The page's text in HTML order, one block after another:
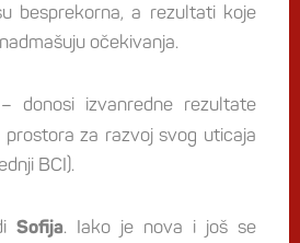
besprekorna, a rezultati koje
očekivanja.
– donosi izvanredne rezultate
prostora za razvoj svog uticaja
BCI).
Sofija. Iako je nova i još se